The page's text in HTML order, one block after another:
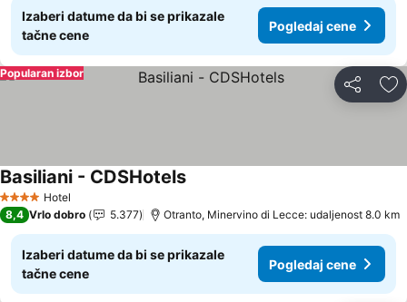
Izaberi datume da bi se prikazale
tačne cene
Pogledaj cene
Deli
Popularan izbor
4 ZvezdiceHotel
Basiliani - CDSHotelsPogledaj cene
8,4 Vrlo dobro 5.377 Otranto, Minervino di Lecce: udaljenost 8.0 km
Izaberi datume da bi se prikazale
tačne cene
Pogledaj cene